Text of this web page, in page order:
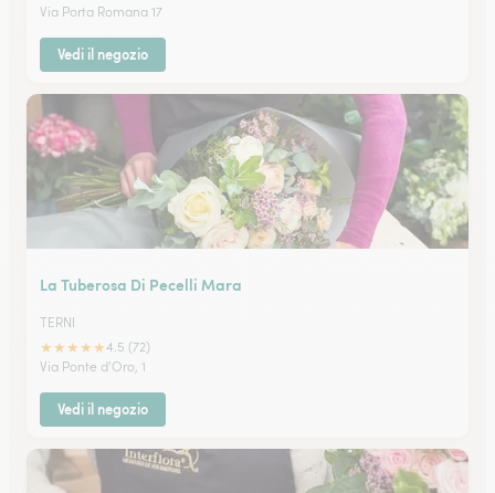
Via Porta Romana 17
Vedi il negozio
La Tuberosa Di Pecelli Mara
TERNI
★★★★★4.5 (72)
Via Ponte d'Oro, 1
Vedi il negozio